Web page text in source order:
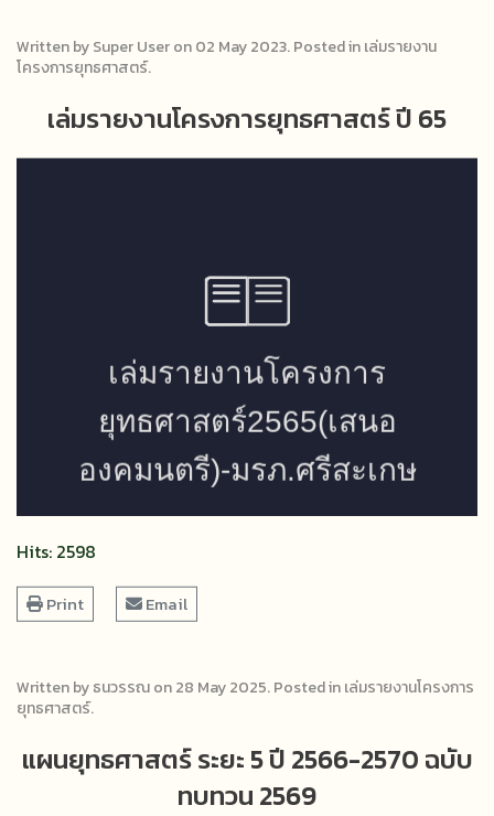
Written by Super User on02 May 2023. Posted inเล่มรายงาน
โครงการยุทธศาสตร์.
เล่มรายงานโครงการยุทธศาสตร์ ปี 65
Hits: 2598
Print Email
Written by ธนวรรณ on28 May 2025. Posted inเล่มรายงานโครงการ
ยุทธศาสตร์.
แผนยุทธศาสตร์ ระยะ 5 ปี 2566-2570 ฉบับ
ทบทวน 2569